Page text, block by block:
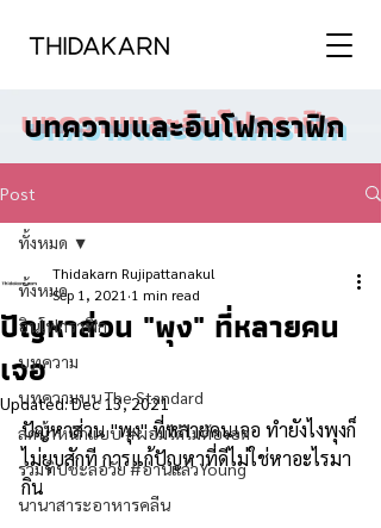
บทความและอินโฟกราฟิก
Post
ทั้งหมด
อินโฟกราฟิก
บทความ
บทความบน The Standard
ลดน้ำหนักแบบ #ผอมได้ไม่ต้องอด
รวมทิปชะลอวัย #อ่านแล้วYoung
นานาสาระอาหารคลีน
ทั้งหมด
ปัญหาส่วน "พุง" ที่หลายคน
เจอ
Thidakarn Rujipattanakul
Sep 1, 2021 1 min read
Updated:Dec 13, 2021
ปัญหาส่วน "พุง" ที่หลายคนเจอ ทำยังไงพุงก็
ไม่ยุบสักที การแก้ปัญหาที่ดีไม่ใช่หาอะไรมา
กิน